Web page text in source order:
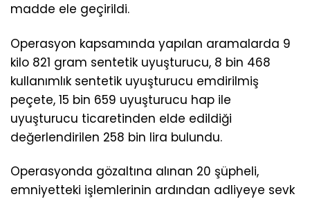
madde ele geçirildi.
Operasyon kapsamında yapılan aramalarda 9
kilo 821 gram sentetik uyuşturucu, 8 bin 468
kullanımlık sentetik uyuşturucu emdirilmiş
peçete, 15 bin 659 uyuşturucu hap ile
uyuşturucu ticaretinden elde edildiği
değerlendirilen 258 bin lira bulundu.
Operasyonda gözaltına alınan 20 şüpheli,
emniyetteki işlemlerinin ardından adliyeye sevk